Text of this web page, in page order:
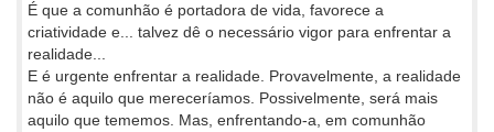
É que a comunhão é portadora de vida, favorece a
criatividade e... talvez dê o necessário vigor para enfrentar a
realidade...
E é urgente enfrentar a realidade. Provavelmente, a realidade
não é aquilo que mereceríamos. Possivelmente, será mais
aquilo que tememos. Mas, enfrentando-a, em comunhão